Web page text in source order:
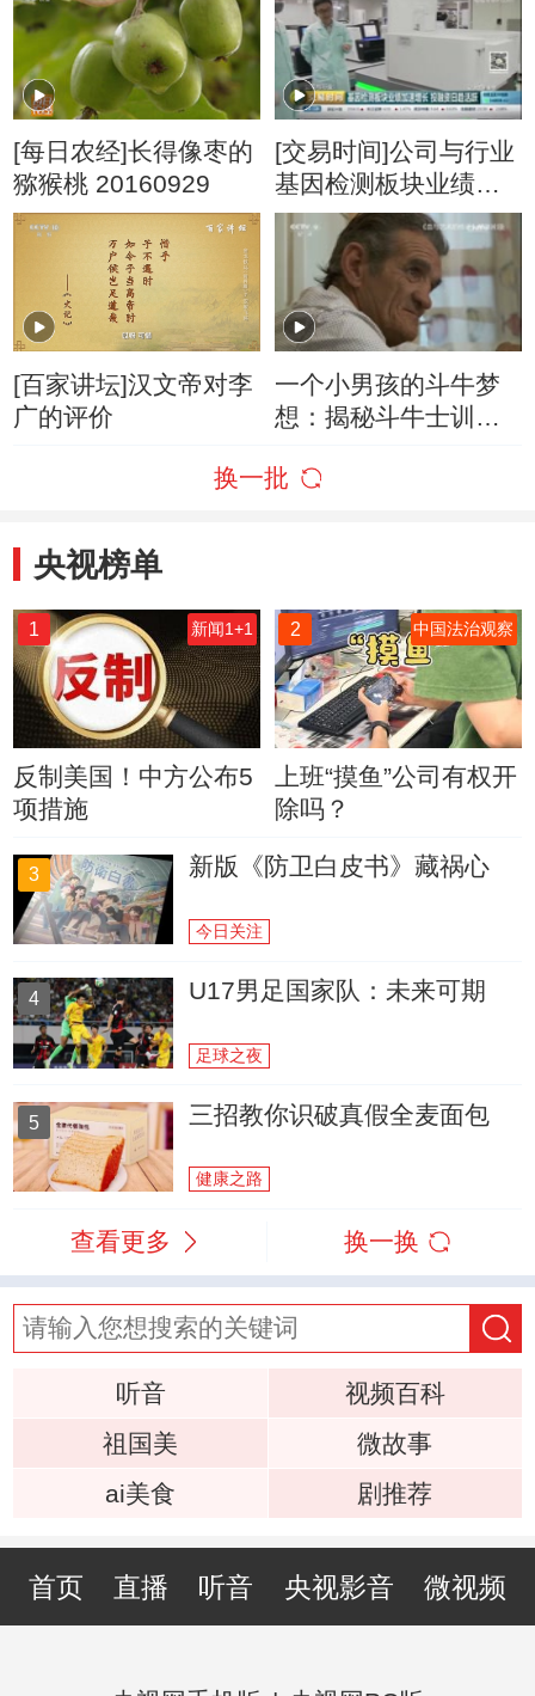
[每日农经]长得像枣的
猕猴桃 20160929
[交易时间]公司与行业
基因检测板块业绩加
速增长 投融资日趋活
[百家讲坛]汉文帝对李
广的评价
一个小男孩的斗牛梦
想：揭秘斗牛士训练
换一批
央视榜单
1 新闻1+1
反制美国！中方公布5
项措施
2 中国法治观察
上班“摸鱼”公司有权开
除吗？
3 新版《防卫白皮书》藏祸心
今日关注
4 U17男足国家队：未来可期
足球之夜
5 三招教你识破真假全麦面包
健康之路
查看更多 换一换
听音
视频百科
祖国美
微故事
ai美食
剧推荐
首页 直播 听音 央视影音 微视频